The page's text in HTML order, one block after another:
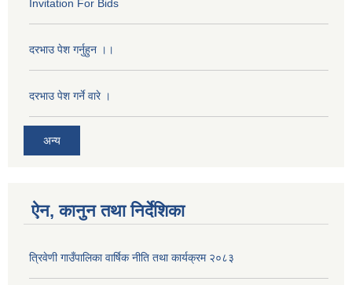
Invitation For Bids
दरभाउ पेश गर्नुहुन ।।
दरभाउ पेश गर्ने वारे ।
अन्य
ऐन, कानुन तथा निर्देशिका
त्रिवेणी गाउँपालिका वार्षिक नीति तथा कार्यक्रम २०८३